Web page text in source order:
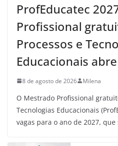
ProfEducatec
Profissional
Processos e
Educacionais
8 de agosto de 2026 Milena
O Mestrado Profissional
Tecnologias Educacionais
vagas para o ano de 2027, que